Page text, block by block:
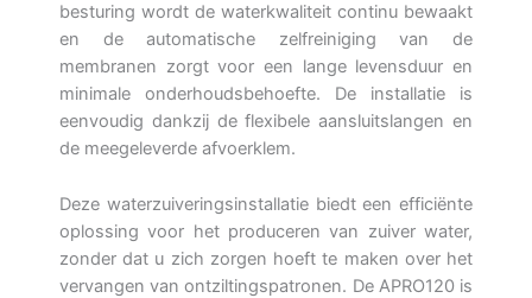
besturing wordt de waterkwaliteit continu bewaakt
en de automatische zelfreiniging van de
membranen zorgt voor een lange levensduur en
minimale onderhoudsbehoefte. De installatie is
eenvoudig dankzij de flexibele aansluitslangen en
de meegeleverde afvoerklem.
Deze waterzuiveringsinstallatie biedt een efficiënte
oplossing voor het produceren van zuiver water,
zonder dat u zich zorgen hoeft te maken over het
vervangen van ontziltingspatronen. De APRO120 is